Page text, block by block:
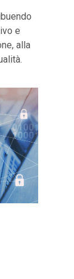
e
alla